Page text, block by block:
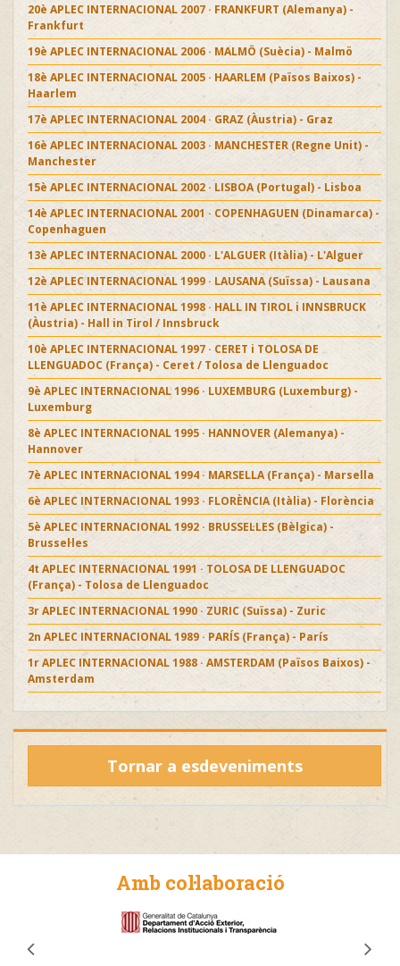
20è APLEC INTERNACIONAL 2007 · FRANKFURT (Alemanya) -
Frankfurt
19è APLEC INTERNACIONAL 2006 · MALMÖ (Suècia) - Malmö
18è APLEC INTERNACIONAL 2005 · HAARLEM (Països Baixos) -
Haarlem
17è APLEC INTERNACIONAL 2004 · GRAZ (Àustria) - Graz
16è APLEC INTERNACIONAL 2003 · MANCHESTER (Regne Unit) -
Manchester
15è APLEC INTERNACIONAL 2002 · LISBOA (Portugal) - Lisboa
14è APLEC INTERNACIONAL 2001 · COPENHAGUEN (Dinamarca) -
Copenhaguen
13è APLEC INTERNACIONAL 2000 · L'ALGUER (Itàlia) - L'Alguer
12è APLEC INTERNACIONAL 1999 · LAUSANA (Suïssa) - Lausana
11è APLEC INTERNACIONAL 1998 · HALL IN TIROL i INNSBRUCK
(Àustria) - Hall in Tirol / Innsbruck
10è APLEC INTERNACIONAL 1997 · CERET i TOLOSA DE
LLENGUADOC (França) - Ceret / Tolosa de Llenguadoc
9è APLEC INTERNACIONAL 1996 · LUXEMBURG (Luxemburg) -
Luxemburg
8è APLEC INTERNACIONAL 1995 · HANNOVER (Alemanya) -
Hannover
7è APLEC INTERNACIONAL 1994 · MARSELLA (França) - Marsella
6è APLEC INTERNACIONAL 1993 · FLORÈNCIA (Itàlia) - Florència
5è APLEC INTERNACIONAL 1992 · BRUSSEL·LES (Bèlgica) -
Brussel·les
4t APLEC INTERNACIONAL 1991 · TOLOSA DE LLENGUADOC
(França) - Tolosa de Llenguadoc
3r APLEC INTERNACIONAL 1990 · ZURIC (Suïssa) - Zuric
2n APLEC INTERNACIONAL 1989 · PARÍS (França) - París
1r APLEC INTERNACIONAL 1988 · AMSTERDAM (Països Baixos) -
Amsterdam
Tornar a esdeveniments
Amb col·laboració